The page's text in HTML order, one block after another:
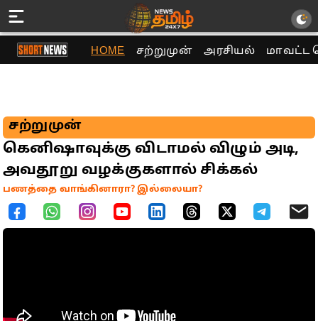
HOME சற்றுமுன் அரசியல் மாவட்ட
சற்றுமுன்
கெனிஷாவுக்கு விடாமல் விழும் அடி,
அவதூறு வழக்குகளால் சிக்கல்
பணத்தை வாங்கினாரா? இல்லையா?